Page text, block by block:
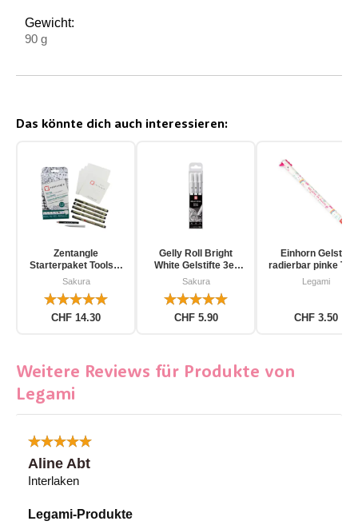
Gewicht:
90 g
Das könnte dich auch interessieren:
Zentangle
Starterpaket Toolset
für Einsteiger 12-
Sakura
CHF 14.30
Gelly Roll Bright
White Gelstifte 3er
Pack
Sakura
CHF 5.90
Einhorn Gelstift
radierbar pinke
Legami
CHF 3.50
Weitere Reviews für Produkte von
Legami
Aline Abt
Interlaken
Legami-Produkte